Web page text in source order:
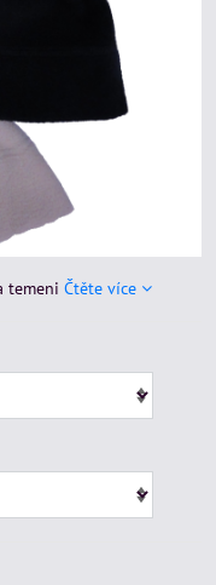
temeni Čtěte více